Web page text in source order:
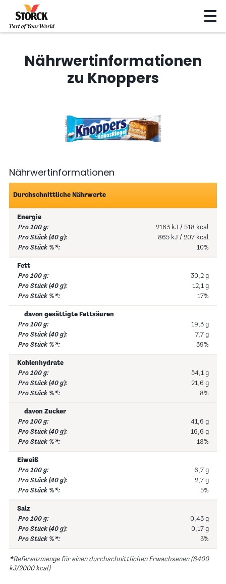
Nährwertinformationen
zu Knoppers
Nährwertinformationen
Durchschnittliche Nährwerte
Energie
2163 kJ / 518 kcal
865 kJ / 207 kcal
10%
Fett
30,2 g
12,1 g
17%
davon gesättigte Fettsäuren
19,3 g
7,7 g
39%
Kohlenhydrate
54,1 g
21,6 g
8%
davon Zucker
41,6 g
16,6 g
18%
Eiweiß
6,7 g
2,7 g
5%
Salz
0,43 g
0,17 g
3%
*Referenzmenge für einen durchschnittlichen Erwachsenen (8400
kJ/2000 kcal)